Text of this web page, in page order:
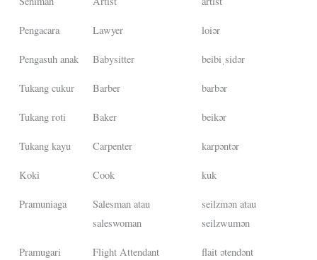
Pengacara Lawyer loiər
Pengasuh anak Babysitter beibiˌsidər
Tukang cukur Barber barbər
Tukang roti Baker beikər
Tukang kayu Carpenter karpəntər
Koki Cook kuk
Pramuniaga
Salesman atau
saleswoman
seilzmən atau
seilzwumən
Pramugari Flight Attendant flait ətendənt